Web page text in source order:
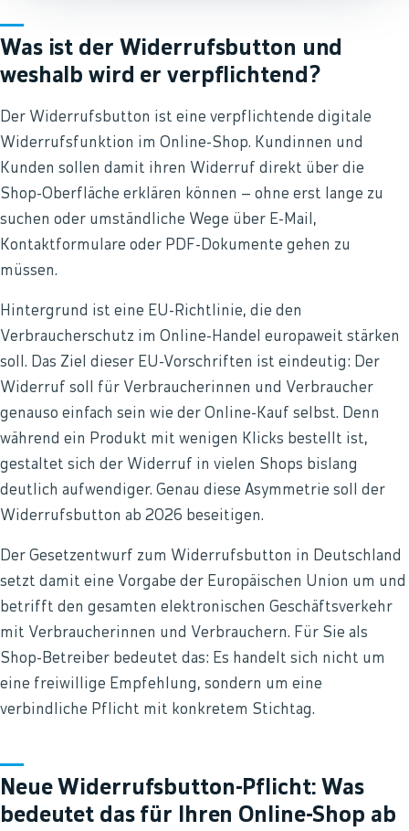
Was ist der Widerrufsbutton und
weshalb wird er verpflichtend?
Der Widerrufsbutton ist eine verpflichtende digitale
Widerrufsfunktion im Online-Shop. Kundinnen und
Kunden sollen damit ihren Widerruf direkt über die
Shop-Oberfläche erklären können – ohne erst lange zu
suchen oder umständliche Wege über E-Mail,
Kontaktformulare oder PDF-Dokumente gehen zu
müssen.
Hintergrund ist eine EU-Richtlinie, die den
Verbraucherschutz im Online-Handel europaweit stärken
soll. Das Ziel dieser EU-Vorschriften ist eindeutig: Der
Widerruf soll für Verbraucherinnen und Verbraucher
genauso einfach sein wie der Online-Kauf selbst. Denn
während ein Produkt mit wenigen Klicks bestellt ist,
gestaltet sich der Widerruf in vielen Shops bislang
deutlich aufwendiger. Genau diese Asymmetrie soll der
Widerrufsbutton ab 2026 beseitigen.
Der Gesetzentwurf zum Widerrufsbutton in Deutschland
setzt damit eine Vorgabe der Europäischen Union um und
betrifft den gesamten elektronischen Geschäftsverkehr
mit Verbraucherinnen und Verbrauchern. Für Sie als
Shop-Betreiber bedeutet das: Es handelt sich nicht um
eine freiwillige Empfehlung, sondern um eine
verbindliche Pflicht mit konkretem Stichtag.
Neue Widerrufsbutton-Pflicht: Was
bedeutet das für Ihren Online-Shop ab